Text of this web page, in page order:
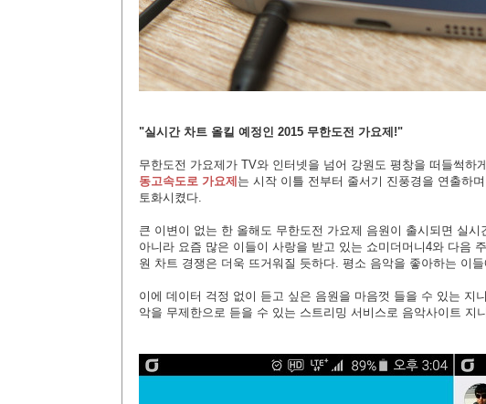
"실시간 차트 올킬 예정인 2015 무한도전 가요제!"
무한도전 가요제가 TV와 인터넷을 넘어 강원도 평창을 떠들썩하
동고속도로 가요제 는 시작 이틀 전부터 줄서기 진풍경을 연출하며
토화시켰다.
큰 이변이 없는 한 올해도 무한도전 가요제 음원이 출시되면 실
아니라 요즘 많은 이들이 사랑을 받고 있는 쇼미더머니4와 다음
원 차트 경쟁은 더욱 뜨거워질 듯하다. 평소 음악을 좋아하는 이
이에 데이터 걱정 없이 듣고 싶은 음원을 마음껏 들을 수 있는 지
악을 무제한으로 듣을 수 있는 스트리밍 서비스로 음악사이트 지